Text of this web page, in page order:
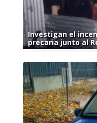
Investigan el
precaria junto al